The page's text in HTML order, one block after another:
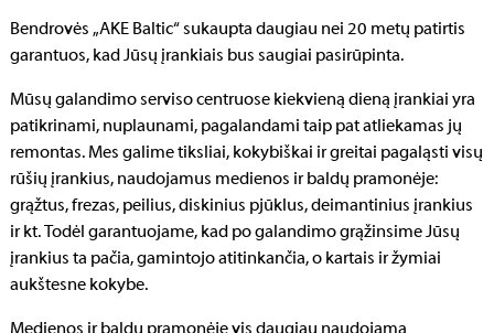
Bendrovės „AKE Baltic“ sukaupta daugiau nei 20 metų patirtis
garantuos, kad Jūsų įrankiais bus saugiai pasirūpinta.
Mūsų galandimo serviso centruose kiekvieną dieną įrankiai yra
patikrinami, nuplaunami, pagalandami taip pat atliekamas jų
remontas. Mes galime tiksliai, kokybiškai ir greitai pagaląsti visų
rūšių įrankius, naudojamus medienos ir baldų pramonėje:
grąžtus, frezas, peilius, diskinius pjūklus, deimantinius įrankius
ir kt. Todėl garantuojame, kad po galandimo grąžinsime Jūsų
įrankius ta pačia, gamintojo atitinkančia, o kartais ir žymiai
aukštesne kokybe.